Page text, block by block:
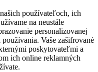
používateľoch, ich
na neustále
personalizovanej
Vaše zašifrované
poskytovateľmi a
ich online reklamných